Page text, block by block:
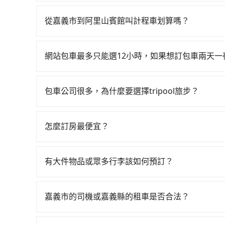
天就要來回，那在嘉義路邊可隨租隨借的iRent應
時40元路邊停車費用預估進去，但額外的汽車保
的車門仍未被修理，每一次租車都好像在開樂透
點仍有段距離，在遇到下雨天或者載行李時，就顯
從嘉義市到阿里山賓館叫計程車划算嗎？
近的計程車隊，如嘉義博愛無線計程車、台灣嘉
宜，但仍有臨時攔不到車以及計程車司機不跳錶
網站包車最多只能選12小時，如果想訂包車兩天
行程。另外，目前旅步只提供接送服務，暫不提供
包車公司很多，為什麼要選擇tripool旅步？
途安全無憂，我們的司機都是專業且可靠的職業
值得信任的不二選擇！
怎麼訂房最便宜？
區、價位、人數、特殊需求來搜尋適合的旅店與
就完成，事先不用電話確認空房，事後也不用告
有大件物品或眾多行李該如何預訂？
板、床墊、折疊單車、家電等，在乘客人數不多
嘉義市的司機或嘉義縣的租車是否合法？